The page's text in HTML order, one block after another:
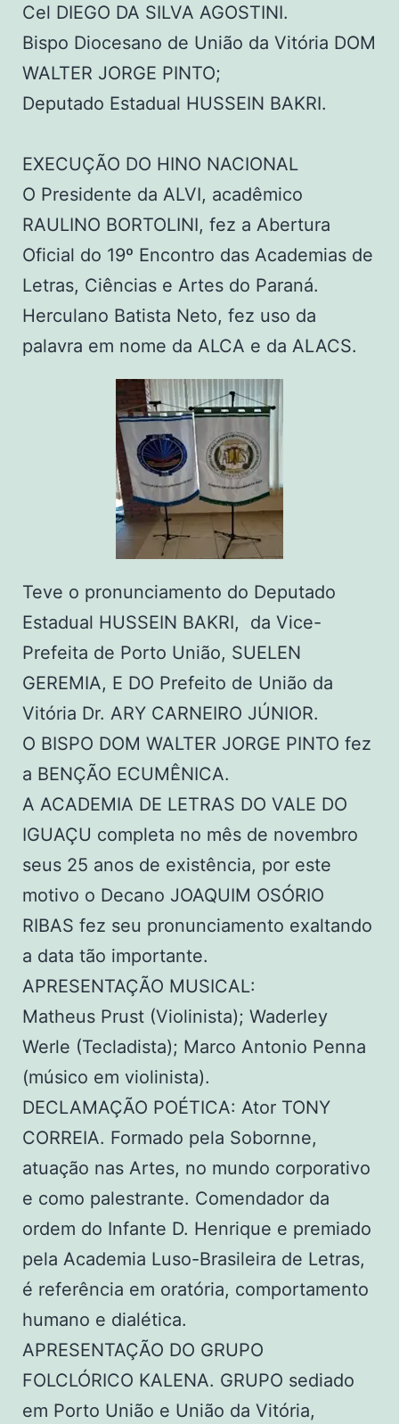
Cel DIEGO DA SILVA AGOSTINI.
Bispo Diocesano de União da Vitória DOM
WALTER JORGE PINTO;
Deputado Estadual HUSSEIN BAKRI.
EXECUÇÃO DO HINO NACIONAL
O Presidente da ALVI, acadêmico
RAULINO BORTOLINI, fez a Abertura
Oficial do 19º Encontro das Academias de
Letras, Ciências e Artes do Paraná.
Herculano Batista Neto, fez uso da
palavra em nome da ALCA e da ALACS.
Teve o pronunciamento do Deputado
Estadual HUSSEIN BAKRI, da Vice-
Prefeita de Porto União, SUELEN
GEREMIA, E DO Prefeito de União da
Vitória Dr. ARY CARNEIRO JÚNIOR.
O BISPO DOM WALTER JORGE PINTO fez
a BENÇÃO ECUMÊNICA.
A ACADEMIA DE LETRAS DO VALE DO
IGUAÇU completa no mês de novembro
seus 25 anos de existência, por este
motivo o Decano JOAQUIM OSÓRIO
RIBAS fez seu pronunciamento exaltando
a data tão importante.
APRESENTAÇÃO MUSICAL:
Matheus Prust (Violinista); Waderley
Werle (Tecladista); Marco Antonio Penna
(músico em violinista).
DECLAMAÇÃO POÉTICA: Ator TONY
CORREIA. Formado pela Sobornne,
atuação nas Artes, no mundo corporativo
e como palestrante. Comendador da
ordem do Infante D. Henrique e premiado
pela Academia Luso-Brasileira de Letras,
é referência em oratória, comportamento
humano e dialética.
APRESENTAÇÃO DO GRUPO
FOLCLÓRICO KALENA. GRUPO sediado
em Porto União e União da Vitória,